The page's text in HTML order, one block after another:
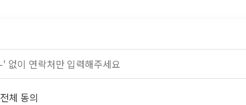
전체 동의